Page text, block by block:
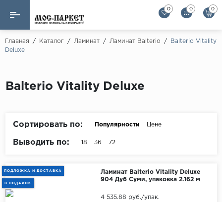
Назад Назад
Alpine Floor by
Berry Alloc
Brig Floor
Кварц-винил
Инженерная доска
Массивная доска
Модульный паркет
0 0 0
Главная / Каталог / Ламинат / Ламинат Balterio /
Balterio Vitality
Deluxe
Balterio Vitality Deluxe
Сортировать по: Популярности Цене
Выводить по: 18 36 72
ПОДЛОЖКА И ДОСТАВКА
В ПОДАРОК
Ламинат Balterio Vitality Deluxe
904 Дуб Суми, упаковка 2.162 м
4 535.88 руб./упак.